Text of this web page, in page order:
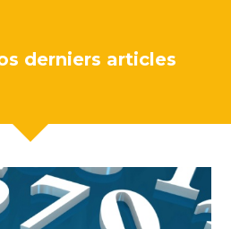
derniers articles